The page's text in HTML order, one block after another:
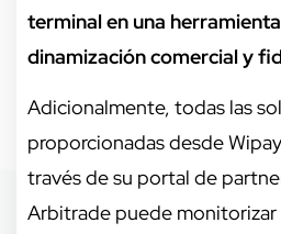
terminal en una
dinamización comercial y
Adicionalmente, todas las
proporcionadas desde
través de su portal de
Arbitrade puede monitorizar